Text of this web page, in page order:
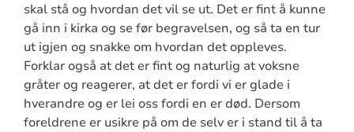
skal stå og hvordan det vil se ut. Det er fint å kunne
gå inn i kirka og se før begravelsen, og så ta en tur
ut igjen og snakke om hvordan det oppleves.
Forklar også at det er fint og naturlig at voksne
gråter og reagerer, at det er fordi vi er glade i
hverandre og er lei oss fordi en er død. Dersom
foreldrene er usikre på om de selv er i stand til å ta